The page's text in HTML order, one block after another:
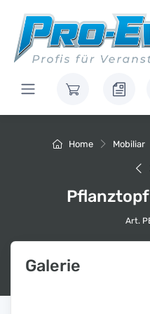
Home Mobiliar
Art.
Galerie